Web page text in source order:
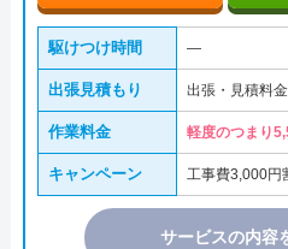
駆けつけ時間 ―
出張見積もり 出張・見積料
作業料金 軽度のつまり
キャンペーン 工事費3,000円
サービスの内容